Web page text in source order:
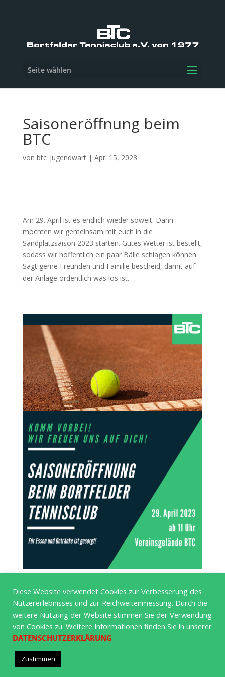
Seite wählen
Saisoneröffnung beim
BTC
von btc_jugendwart| Apr. 15, 2023
Am 29. April ist es endlich wieder soweit. Dann
möchten wir gemeinsam mit euch in die
Sandplatzsaison 2023 starten. Gutes Wetter ist bestellt,
sodass wir hoffentlich ein paar Bälle schlagen können.
Sagt gerne Freunden und Familie bescheid, damit auf
der Anlage ordentlich was los ist.
Bortfelder Tennisclub e.V. von 1977 © 2020 | Powered
Diese Website verwendet Cookies zur Verbesserung des
Nutzererlebnisses und zur Reichweitenmessung. Durch die
weitere Nutzung der Website stimmen Sie der Verwendung
von Cookies zu. Weitere Informationen finden Sie in unserer
DATENSCHUTZERKLÄRUNG
Zustimmen